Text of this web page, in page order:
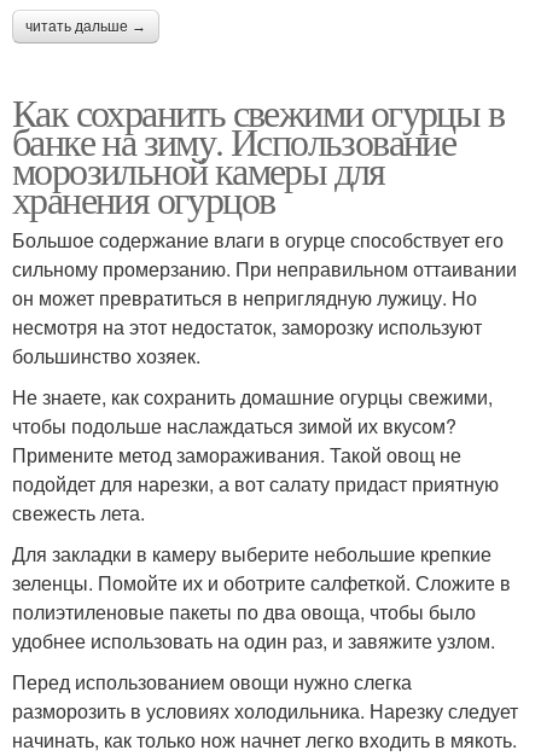
читать дальше →
Как сохранить свежими огурцы в
банке на зиму. Использование
морозильной камеры для
хранения огурцов
Большое содержание влаги в огурце способствует его
сильному промерзанию. При неправильном оттаивании
он может превратиться в неприглядную лужицу. Но
несмотря на этот недостаток, заморозку используют
большинство хозяек.
Не знаете, как сохранить домашние огурцы свежими,
чтобы подольше наслаждаться зимой их вкусом?
Примените метод замораживания. Такой овощ не
подойдет для нарезки, а вот салату придаст приятную
свежесть лета.
Для закладки в камеру выберите небольшие крепкие
зеленцы. Помойте их и оботрите салфеткой. Сложите в
полиэтиленовые пакеты по два овоща, чтобы было
удобнее использовать на один раз, и завяжите узлом.
Перед использованием овощи нужно слегка
разморозить в условиях холодильника. Нарезку следует
начинать, как только нож начнет легко входить в мякоть.